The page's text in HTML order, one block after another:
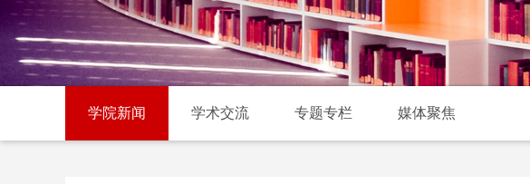
学院新闻 学术交流 专题专栏 媒体聚焦